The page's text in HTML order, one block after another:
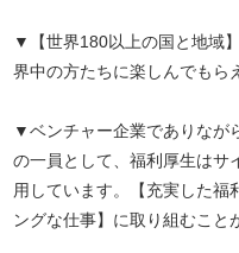
▼【世界180以上の国と地域
界中の方たちに楽しんでもら
▼ベンチャー企業でありなが
の一員として、福利厚生はサ
用しています。【充実した福
ングな仕事】に取り組むこと